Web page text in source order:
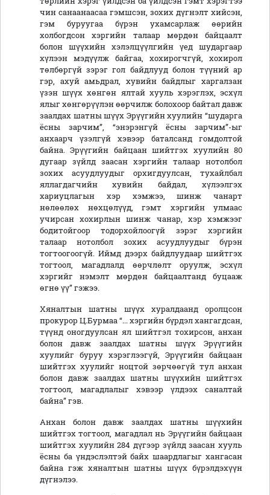
чин санаанаасаа гэмшсэн, зохих дүгнэлт хийсэн,
гэм буруугаа бүрэн ухамсарлаж өөрийн
холбогдсон хэргийн талаар мөрдөн байцаалт
болон шүүхийн хэлэлцүүлгийн үед шударгаар
хүлээн мэдүүлж байгаа, хохирогчгүй, хохирол
төлбөргүй зэрэг гол байдлууд болон түүний ар
гэр, ахуй амьдрал, хувийн байдлыг харгалзан
үзэн шүүх хөнгөн ялтай хууль хэрэглэх, эсхүл
ялыг хөнгөрүүлэн өөрчилж болохоор байтал давж
заалдах шатны шүүх Эрүүгийн хуулийн “шударга
ёсны зарчим”, “энэрэнгүй ёсны зарчим”-ыг
анхаарч үзэлгүй хэвээр баталсанд гомдолтой
байна. Эрүүгийн байцаан шийтгэх хуулийн 80
дугаар зүйлд заасан хэргийн талаар нотолбол
зохих асуудлуудыг орхигдуулсан, тухайлбал
яллагдагчийн хувийн байдал, хүлээлгэх
хариуцлагын хэр хэмжээ, шинж чанарт
нөлөөлөх нөхцөлүүд, гэмт хэргийн улмаас
учирсан хохирлын шинж чанар, хэр хэмжээг
бодитойгоор тодорхойлоогүй зэрэг хэргийн
талаар нотолбол зохих асуудлуудыг бүрэн
тогтоогоогүй. Иймд дээрх байдлуудаар шийтгэх
тогтоол, магадлалд өөрчлөлт оруулж, эсхүл
хэргийг нэмэлт мөрдөн байцаалтанд буцааж
өгнө үү” гэжээ.
Хяналтын шатны шүүх хуралдаанд оролцсон
прокурор Ц.Бурмаа “... хэргийн бүрдэл хангагдсан,
түүнд оногдуулсан ял шийтгэл тохирсон, анхан
болон давж заалдах шатны шүүх Эрүүгийн
хуулийг буруу хэрэглээгүй, Эрүүгийн байцаан
шийтгэх хуулийг ноцтой зөрчөөгүй тул анхан
болон давж заалдах шатны шүүхийн шийтгэх
тогтоол, магадлалыг хэвээр үлдээх саналтай
байна” гэв.
Анхан болон давж заалдах шатны шүүхийн
шийтгэх тогтоол, магадлал нь Эрүүгийн байцаан
шийтгэх хуулийн 284 дүгээр зүйлд заасан хууль
ёсны ба үндэслэлтэй байх шаардлагыг хангасан
байна гэж хяналтын шатны шүүх бүрэлдэхүүн
дүгнэлээ.